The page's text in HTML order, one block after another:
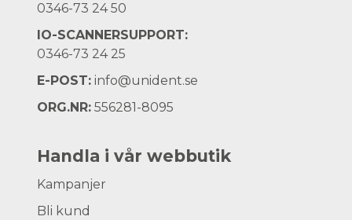
0346-73 24 50
IO-SCANNERSUPPORT:
0346-73 24 25
E-POST: info@unident.se
ORG.NR: 556281-8095
Handla i vår webbutik
Kampanjer
Bli kund